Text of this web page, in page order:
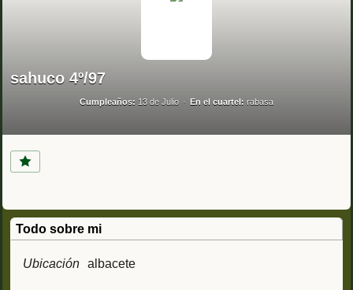
sahuco 4º/97
Cumpleaños: 13 de Julio En el cuartel: rabasa
Todo sobre mi
Ubicación albacete